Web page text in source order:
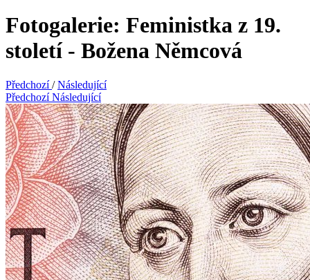
Fotogalerie: Feministka z 19.
století - Božena Němcová
Předchozí / Následující
Předchozí Následující